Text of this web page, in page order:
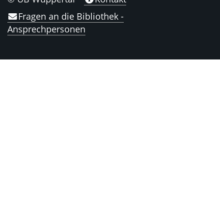
Fragen an die Bibliothek -
Ansprechpersonen